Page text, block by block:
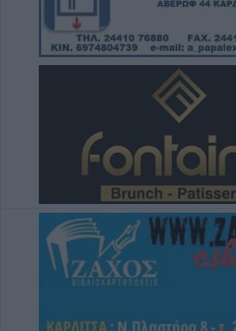
Υπεγράφη η σύμβαση για την
υποδομών κεντρικής δομής του
Πόλης»
Την Κυριακή 9 Αυγούστου η
Κωνσταντίνου Βογιατζή
8 Αυγούστου 2026, 19:28
Την Δευτέρα 10 Αυγούστου η
Κωνσταντίνου Πλεξίδα
8 Αυγούστου 2026, 19:13
Την Κυριακή 9 Αυγούστου η
Θωμαΐτσας Τσιούκα
8 Αυγούστου 2026, 17:42
ανασύρθηκε από την θάλασσα